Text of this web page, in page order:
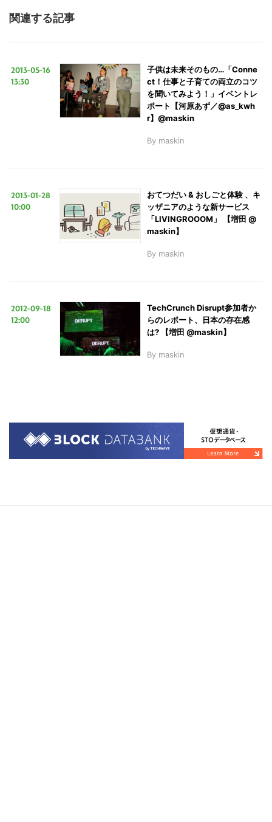
関連する記事
2013-05-16
13:30
子供は未来そのもの…「Conne
ct！仕事と子育ての両立のコツ
を聞いてみよう！」イベントレ
ポート【河原あず／@as_kwh
r】@maskin
By maskin
2013-01-28
10:00
おてつだい & おしごと体験 、キ
ッザニアのような新サービス
「LIVINGROOOM」 【増田 @
maskin】
By maskin
2012-09-18
12:00
TechCrunch Disrupt参加者か
らのレポート、日本の存在感
は? 【増田 @maskin】
By maskin